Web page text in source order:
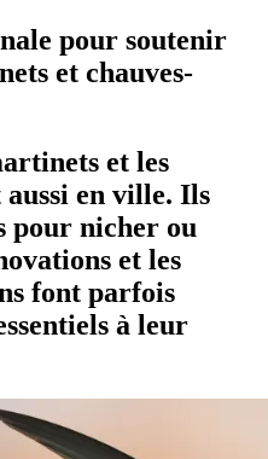
pour soutenir
et chauves-
et les
en ville. Ils
pour nicher ou
et les
font parfois
à leur